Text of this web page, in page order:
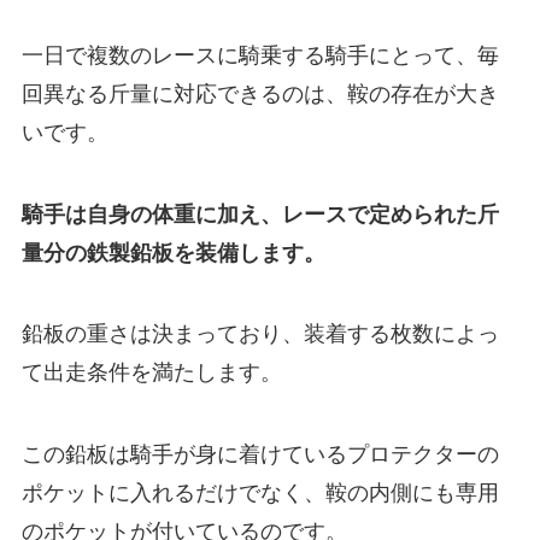
一日で複数のレースに騎乗する騎手にとって、毎
回異なる斤量に対応できるのは、鞍の存在が大き
いです。
騎手は自身の体重に加え、レースで定められた斤
量分の鉄製鉛板を装備します。
鉛板の重さは決まっており、装着する枚数によっ
て出走条件を満たします。
この鉛板は騎手が身に着けているプロテクターの
ポケットに入れるだけでなく、鞍の内側にも専用
のポケットが付いているのです。